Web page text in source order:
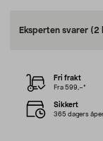
Eksperten svarer (2
Fri frakt
Fra 599,–*
Sikkert
365 dagers